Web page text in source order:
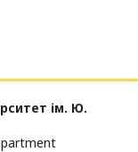
ім. Ю.